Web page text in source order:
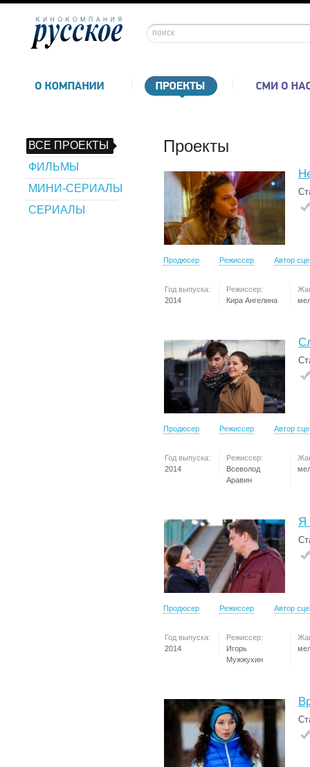
ВСЕ ПРОЕКТЫ
ФИЛЬМЫ
МИНИ-СЕРИАЛЫ
СЕРИАЛЫ
Проекты
Продюсер Режиссер Автор
Год выпуска:
2014
Режиссер:
Кира Ангелина
Продюсер Режиссер Автор
Год выпуска:
2014
Режиссер:
Всеволод
Аравин
Я
Продюсер Режиссер Автор
Год выпуска:
2014
Режиссер:
Игорь
Мужжухин